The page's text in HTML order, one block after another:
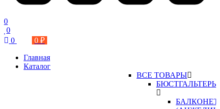
0
0
0
0 ₽
Главная
Каталог
ВСЕ ТОВАРЫ
БЮСТГАЛЬТЕРЫ
БАЛКОНЕТ